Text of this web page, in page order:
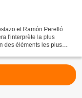
et Ramón Perelló
l'interprète la plus
des éléments les plus